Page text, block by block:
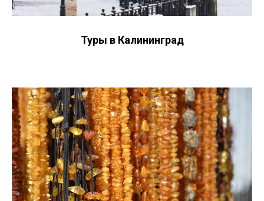
Туры в Калининград